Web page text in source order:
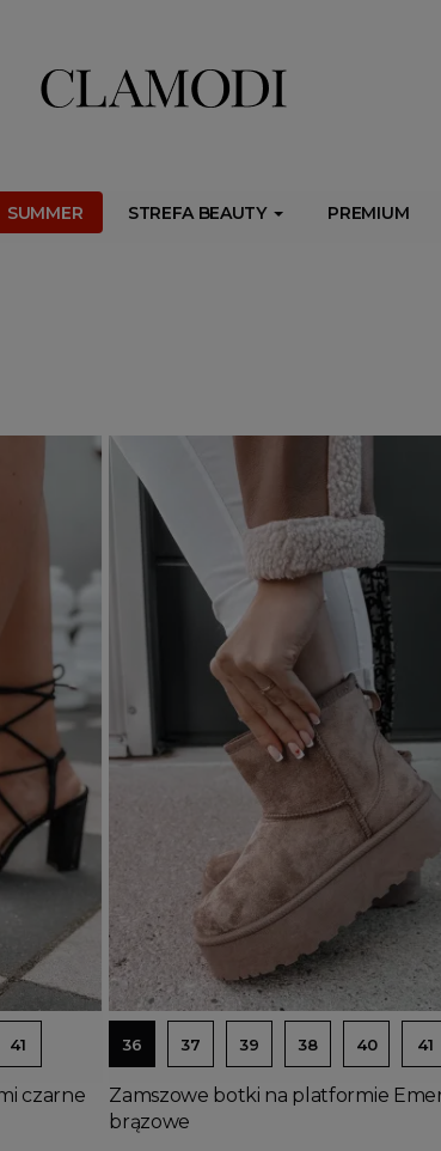
SUMMER STREFA BEAUTY PREMIUM
Dodaj do koszyka
41
czarne
36 37 39 38 40 41
Zamszowe botki na platformie
brązowe